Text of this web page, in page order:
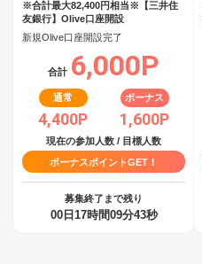
※合計最大82,400円相当※【三井住
友銀行】Olive口座開設
新規Olive口座開設完了
合計 6,000P
通常
4,400P
ボーナス
1,600P
現在の参加人数 / 目標人数
ボーナスポイントGET！
募集終了まで残り
00日17時間09分42秒